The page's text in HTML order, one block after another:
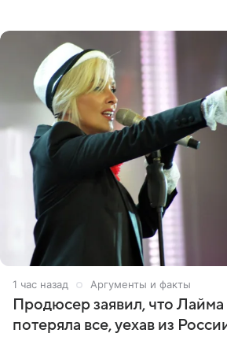
1 час назад Аргументы и факты
Продюсер заявил, что
потеряла все, уехав из